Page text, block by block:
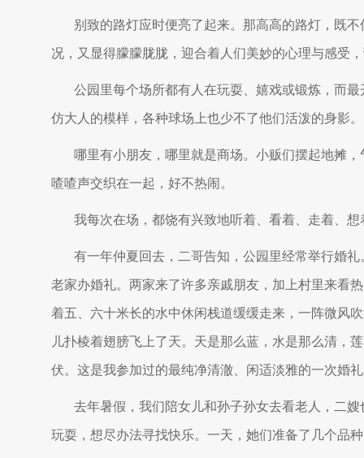
别致的路灯应时便亮了起来。那高高的路灯，既
况，又显得朦朦胧胧，迎合着人们美妙的心理与感受
公园里每个场所都有人在玩耍、嬉戏或锻炼，而
仿大人的模样，各种球场上也少不了他们活泼的身影。
哪里有小朋友，哪里就是商场。小贩们摆起地摊
喳喳声交织在一起，好不热闹。
我每次在场，都饶有兴致地听着、看着、走着、
有一年仲夏回去，二哥告知，公园里经常举行婚
老家办婚礼。两家来了许多亲戚朋友，加上村里来看
着五、六十米长的水中休闲栈道缓缓走来，一阵微风
儿扑棱着翅膀飞上了天。天是那么蓝，水是那么清，
伏。这是我参加过的最纯净清澈、闲适淡雅的一次婚
去年暑假，我们陪女儿和孙子孙女去看老人，二
玩耍，想尽办法寻找快乐。一天，她们准备了几个品